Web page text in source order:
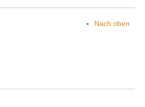
Nach oben